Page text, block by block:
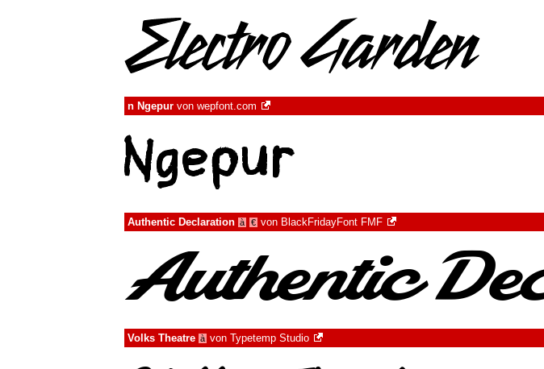
n Ngepur von wepfont.com
Authentic Declaration à € von BlackFridayFont FMF
Volks Theatre à von Typetemp Studio